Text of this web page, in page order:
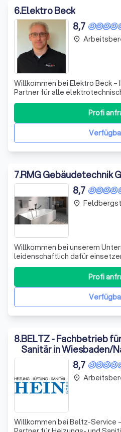
6.Elektro Beck
8,7
Willkommen bei Elektro Beck
Partner für alle
Ich bringe umfangreiche
Elektroinstallation, Elektronik
mit. Ob Sie eine
Reparatur benötigen, ich lege
Profi
place
7.RMG Gebäudetechnik
8,7
Willkommen bei unserem
leidenschaftlich dafür
Lösungen im Bereich Statistik-
anzubieten. Wir nutzen
Analytics, Adobe Analytics und
anonymisierte Daten zu
Profi
place
8.BELTZ - Fachbetrieb
Sanitär in Wiesbaden/
8,7
Willkommen bei Beltz-Service
place